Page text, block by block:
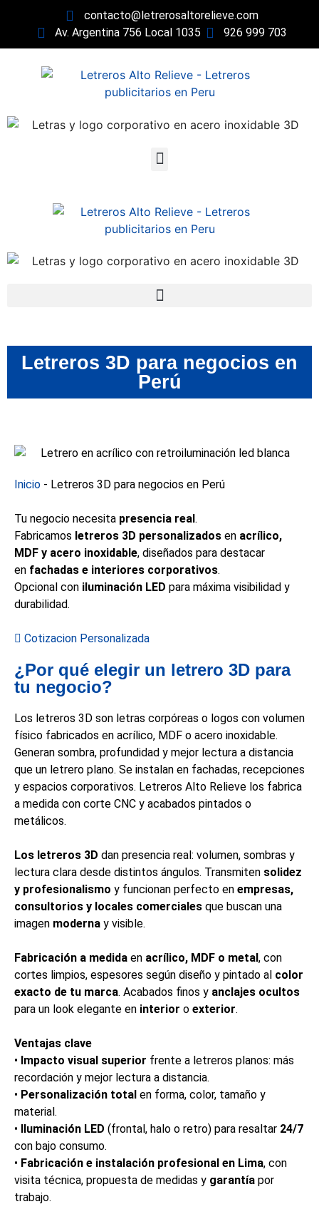
contacto@letrerosaltorelieve.com
Av. Argentina 756 Local 1035
926 999 703
Letreros 3D para negocios en
Perú
Inicio - Letreros 3D para negocios en Perú
Tu negocio necesita presencia real.
Fabricamos letreros 3D personalizados en acrílico,
MDF y acero inoxidable, diseñados para destacar
en fachadas e interiores corporativos.
Opcional con iluminación LED para máxima visibilidad y
durabilidad.
Cotizacion Personalizada
¿Por qué elegir un letrero 3D para
tu negocio?
Los letreros 3D son letras corpóreas o logos con volumen
físico fabricados en acrílico, MDF o acero inoxidable.
Generan sombra, profundidad y mejor lectura a distancia
que un letrero plano. Se instalan en fachadas, recepciones
y espacios corporativos. Letreros Alto Relieve los fabrica
a medida con corte CNC y acabados pintados o
metálicos.
Los letreros 3D dan presencia real: volumen, sombras y
lectura clara desde distintos ángulos. Transmiten solidez
y profesionalismo y funcionan perfecto en empresas,
consultorios y locales comerciales que buscan una
imagen moderna y visible.
Fabricación a medida en acrílico, MDF o metal, con
cortes limpios, espesores según diseño y pintado al color
exacto de tu marca. Acabados finos y anclajes ocultos
para un look elegante en interior o exterior.
Ventajas clave
• Impacto visual superior frente a letreros planos: más
recordación y mejor lectura a distancia.
• Personalización total en forma, color, tamaño y
material.
• Iluminación LED (frontal, halo o retro) para resaltar 24/7
con bajo consumo.
• Fabricación e instalación profesional en Lima, con
visita técnica, propuesta de medidas y garantía por
trabajo.